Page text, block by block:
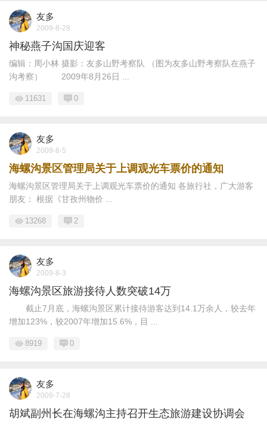
友多
2009-8-28
神秘燕子沟国庆迎客
编辑：周小林 摄影：友多山野考察队 （图为友多山野考察队在燕子
沟考察） 2009年8月26日 ...
11631 0
友多
2009-8-5
海螺沟景区管理局关于上调观光车票价的通知
海螺沟景区管理局关于上调观光车票价的通知 各旅行社，广大游客
朋友： 根据《甘孜州物价 ...
13268 2
友多
2009-8-3
海螺沟景区旅游接待人数突破14万
截止7月底，海螺沟景区累计接待游客达到14.1万余人，较去年
增加123%，较2007年增加15.6%，目 ...
8919 0
友多
2009-7-28
胡斌副州长在海螺沟主持召开生态旅游建设协调会